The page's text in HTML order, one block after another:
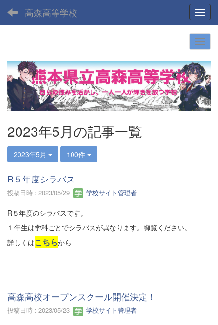
高森高等学校
2023年5月の記事一覧
2023年5月 100件
R５年度シラバス
投稿日時 : 2023/05/29 学校サイト管理者
R５年度のシラバスです。
１年生は学科ごとでシラバスが異なります。御覧ください。
詳しくはこちらから
高森高校オープンスクール開催決定！
投稿日時 : 2023/05/23 学校サイト管理者